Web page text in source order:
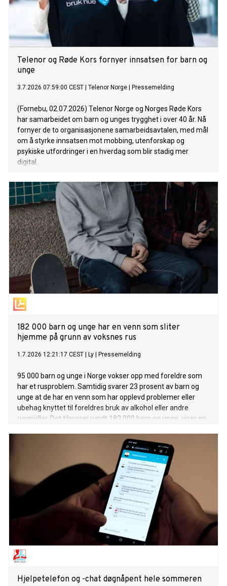
Telenor og Røde Kors fornyer innsatsen for barn og
unge
3.7.2026 07:59:00 CEST Telenor Norge Pressemelding
(Fornebu, 02.07.2026) Telenor Norge og Norges Røde Kors
har samarbeidet om barn og unges trygghet i over 40 år. Nå
fornyer de to organisasjonene samarbeidsavtalen, med mål
om å styrke innsatsen mot mobbing, utenforskap og
psykiske utfordringer i en hverdag som blir stadig mer
digital.
182 000 barn og unge har en venn som sliter
hjemme på grunn av voksnes rus
1.7.2026 12:21:17 CEST Ly Pressemelding
95 000 barn og unge i Norge vokser opp med foreldre som
har et rusproblem. Samtidig svarer 23 prosent av barn og
unge at de har en venn som har opplevd problemer eller
ubehag knyttet til foreldres bruk av alkohol eller andre
rusmidler. Det tilsvarer rundt 182 000 barn og unge, viser en
Hjelpetelefon og -chat døgnåpent hele sommeren